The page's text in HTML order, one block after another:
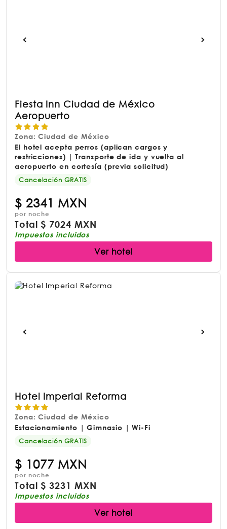
Fiesta Inn Ciudad de México
Aeropuerto
Zona: Ciudad de México
El hotel acepta perros (aplican cargos y
restricciones) | Transporte de ida y vuelta al
aeropuerto en cortesía (previa solicitud)
Cancelación GRATIS
$ 2341 MXN
por noche
Total$ 7024 MXN
Impuestos incluidos
Ver hotel
Hotel Imperial Reforma
Zona: Ciudad de México
Estacionamiento | Gimnasio | Wi-Fi
Cancelación GRATIS
$ 1077 MXN
por noche
Total$3231 MXN
Impuestos incluidos
Ver hotel